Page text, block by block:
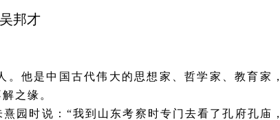
吴邦才
他是中国古代伟大的思想家、哲学家、教育家，
之缘。
园时说：“我到山东考察时专门去看了孔府孔庙，